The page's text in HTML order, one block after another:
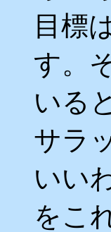
目標
す。
いる
サラ
いい
をこ